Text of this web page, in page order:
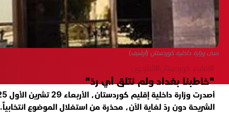
مبنى وزارة داخلية كوردستان (أرشيف)
#إقليم كوردستان#النازحون
"خاطبنا بغداد ولم نتلق أي ردّ"
الشريحة دون ردّ لغاية الآن، محذرة من استغلال الموضوع انتخابياً.